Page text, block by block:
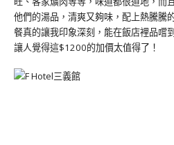
他們的湯品，清爽又夠味，配上熱騰騰
餐真的讓我印象深刻，能在飯店裡品嚐
讓人覺得這$1200的加價太值得了！